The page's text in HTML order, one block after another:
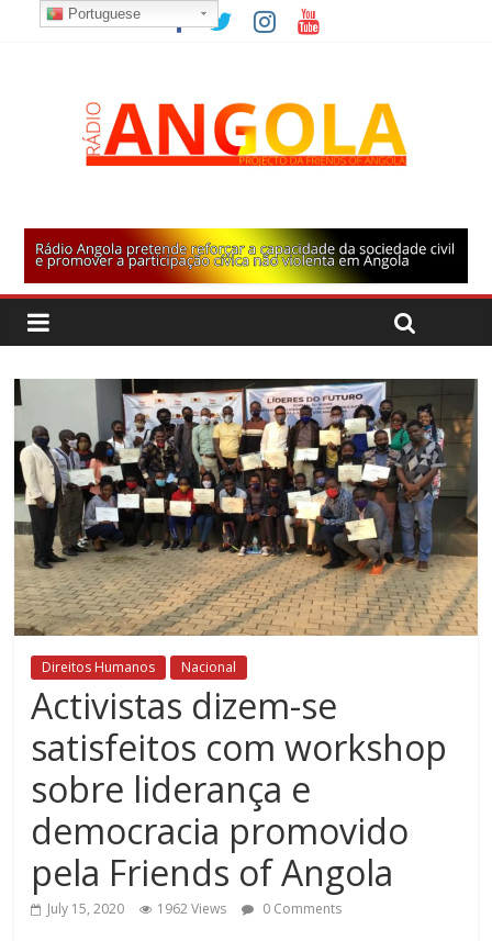
Direitos Humanos Nacional
Activistas dizem-se
satisfeitos com workshop
sobre liderança e
democracia promovido
pela Friends of Angola
July 15, 2020 1962 Views 0 Comments
Portuguese